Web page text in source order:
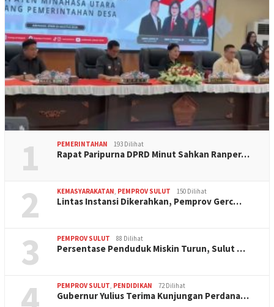
1 PEMERINTAHAN 193 Dilihat
Rapat Paripurna DPRD Minut Sahkan Ranper…
2 KEMASYARAKATAN, PEMPROV SULUT 150 Dilihat
Lintas Instansi Dikerahkan, Pemprov Gerc…
3 PEMPROV SULUT 88 Dilihat
Persentase Penduduk Miskin Turun, Sulut …
PEMPROV SULUT, PENDIDIKAN 72 Dilihat
Gubernur Yulius Terima Kunjungan Perdana…